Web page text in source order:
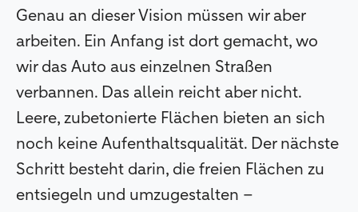
Genau an dieser Vision müssen wir aber
arbeiten. Ein Anfang ist dort gemacht, wo
wir das Auto aus einzelnen Straßen
verbannen. Das allein reicht aber nicht.
Leere, zubetonierte Flächen bieten an sich
noch keine Aufenthaltsqualität. Der nächste
Schritt besteht darin, die freien Flächen zu
entsiegeln und umzugestalten –